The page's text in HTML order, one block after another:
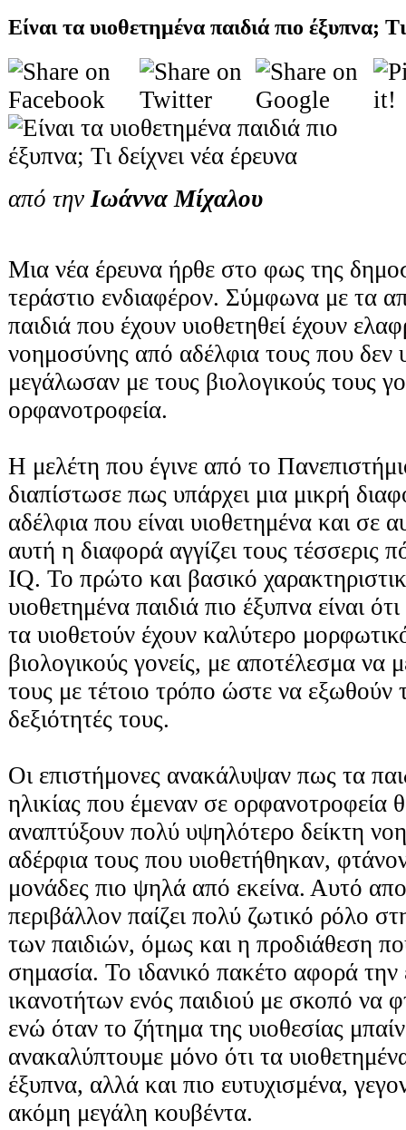
Είναι τα υιοθετημένα παιδιά πιο έξυπνα;
από την Ιωάννα Μίχαλου
Μια νέα έρευνα ήρθε στο φως της
τεράστιο ενδιαφέρον. Σύμφωνα με τα
παιδιά που έχουν υιοθετηθεί έχουν
νοημοσύνης από αδέλφια τους που δεν
μεγάλωσαν με τους βιολογικούς τους
ορφανοτροφεία.
Η μελέτη που έγινε από το
διαπίστωσε πως υπάρχει μια μικρή
αδέλφια που είναι υιοθετημένα και σε
αυτή η διαφορά αγγίζει τους τέσσερις
IQ. Το πρώτο και βασικό
υιοθετημένα παιδιά πιο έξυπνα είναι
τα υιοθετούν έχουν καλύτερο
βιολογικούς γονείς, με αποτέλεσμα να
τους με τέτοιο τρόπο ώστε να εξωθούν
δεξιότητές τους.
Οι επιστήμονες ανακάλυψαν πως τα
ηλικίας που έμεναν σε ορφανοτροφεία
αναπτύξουν πολύ υψηλότερο δείκτη
αδέρφια τους που υιοθετήθηκαν,
μονάδες πιο ψηλά από εκείνα. Αυτό
περιβάλλον παίζει πολύ ζωτικό ρόλο
των παιδιών, όμως και η προδιάθεση που
σημασία. Το ιδανικό πακέτο αφορά την
ικανοτήτων ενός παιδιού με σκοπό να
ενώ όταν το ζήτημα της υιοθεσίας
ανακαλύπτουμε μόνο ότι τα
έξυπνα, αλλά και πιο ευτυχισμένα,
ακόμη μεγάλη κουβέντα.